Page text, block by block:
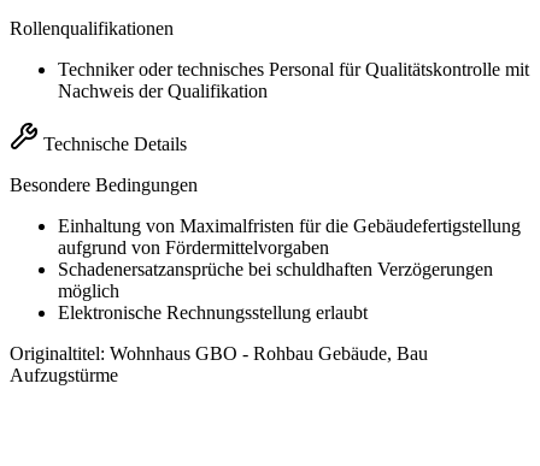
Rollenqualifikationen
Techniker oder technisches Personal für Qualitätskontrolle mit
Nachweis der Qualifikation
Technische Details
Besondere Bedingungen
Einhaltung von Maximalfristen für die Gebäudefertigstellung
aufgrund von Fördermittelvorgaben
Schadenersatzansprüche bei schuldhaften Verzögerungen
möglich
Elektronische Rechnungsstellung erlaubt
Originaltitel: Wohnhaus GBO - Rohbau Gebäude, Bau
Aufzugstürme